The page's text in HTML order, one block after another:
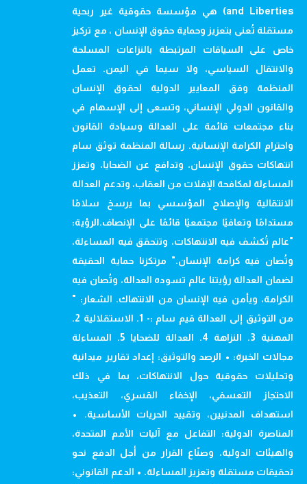
and Liberties) هي مؤسسة حقوقية غير ربحية
مستقلة تُعنى بتعزيز وحماية حقوق الإنسان ، مع تركيز
خاص على السياقات المرتبطة بالنزاعات المسلحة
والانتقال السياسي، ولا سيما في اليمن. تعمل
المنظمة وفق المعايير الدولية لحقوق الإنسان
والقانون الدولي الإنساني، وتسعى إلى الإسهام في
بناء مجتمعات قائمة على العدالة وسيادة القانون
واحترام الكرامة الإنسانية. رسالة المنظمة توثق سام
انتهاكات حقوق الإنسان، وتدافع عن الضحايا، وتعزز
المساءلة لمكافحة الإفلات من العقاب، وتدعم العدالة
الانتقالية والإصلاح المؤسسي بما يرسخ سلامًا
مستدامًا وتعافيًا مجتمعيًا قائمًا على الإنصاف.الرؤية:
"عالم تُكشف فيه الانتهاكات، وتتحقق فيه المساءلة،
وتُصان فيه كرامة الإنسان." مرتكزنا حماية الحقيقة
لضمان العدالة رؤيتنا عالم تسوده العدالة، وتُصان فيه
الكرامة، ويأمن فيه الإنسان من الانتهاك. الشعار: "
من التوثيق إلى العدالة قيم سام :- 1. الاستقلالية 2.
المهنية 3. النزاهة 4. العدالة للضحايا 5. المساءلة
مجالات الخبرة: • الرصد والتوثيق: إعداد تقارير ميدانية
وتحليلات حقوقية حول الانتهاكات، بما في ذلك
الاحتجاز التعسفي، الإخفاء القسري، التعذيب،
استهداف المدنيين، وتقييد الحريات الأساسية. •
المناصرة الدولية: التفاعل مع آليات الأمم المتحدة،
والهيئات الدولية، وصنّاع القرار من أجل الدفع نحو
تحقيقات مستقلة وتعزيز المساءلة. • الدعم القانوني: